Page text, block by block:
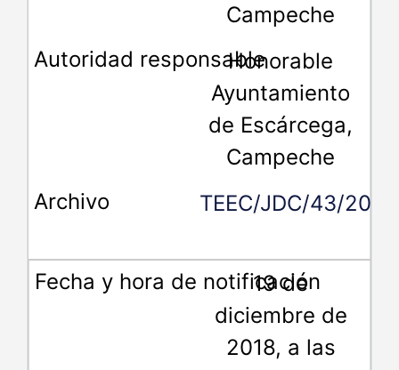
Campeche
Honorable
Ayuntamiento
de Escárcega,
Campeche
TEEC/JDC/43/2018
19 de
diciembre de
2018, a las